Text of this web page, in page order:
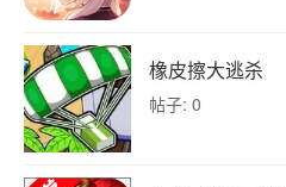
橡皮擦大逃杀
帖子: 0